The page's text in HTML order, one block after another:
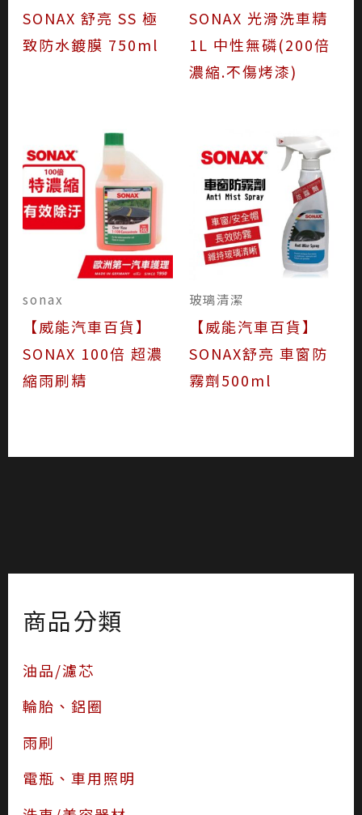
商品分類
油品/濾芯
輪胎、鋁圈
雨刷
電瓶、車用照明
SONAX 舒亮 SS 極
致防水鍍膜 750ml
SONAX 光滑洗車精
1L 中性無磷(200倍
濃縮.不傷烤漆)
sonax
【威能汽車百貨】
SONAX 100倍 超濃
縮雨刷精
玻璃清潔
【威能汽車百貨】
SONAX舒亮 車窗防
霧劑500ml